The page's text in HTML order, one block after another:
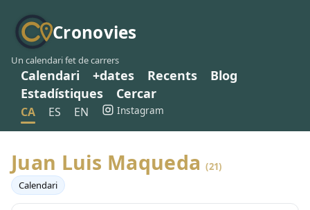
Cronovies
Un calendari fet de carrers
Calendari +dates Recents
Blog
Estadístiques
Cercar
CA ES EN Instagram
Juan Luis Maqueda(21)
Calendari